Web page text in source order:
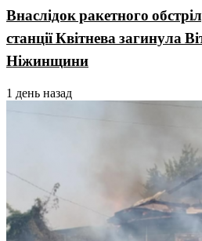
Внаслідок ракетного
станції Квітнева загинула
Ніжинщини
1 день назад